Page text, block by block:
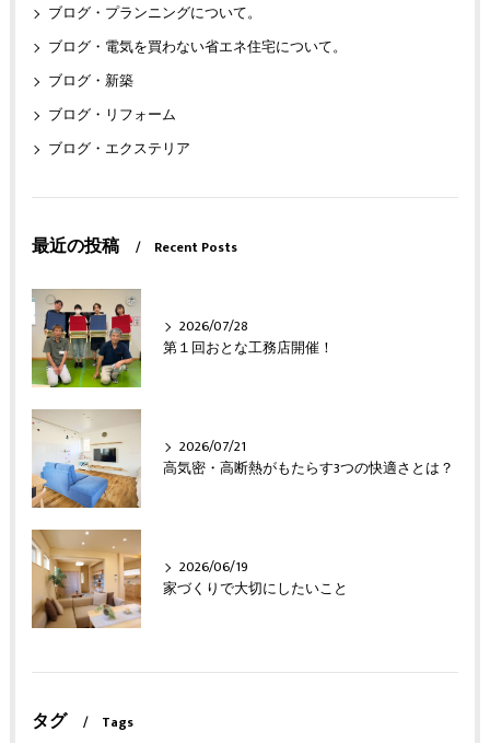
ブログ・プランニングについて。
ブログ・電気を買わない省エネ住宅について。
ブログ・新築
ブログ・リフォーム
ブログ・エクステリア
最近の投稿 Recent Posts
2026/07/28
第１回おとな工務店開催！
2026/07/21
高気密・高断熱がもたらす3つの快適さとは？
2026/06/19
家づくりで大切にしたいこと
タグ Tags